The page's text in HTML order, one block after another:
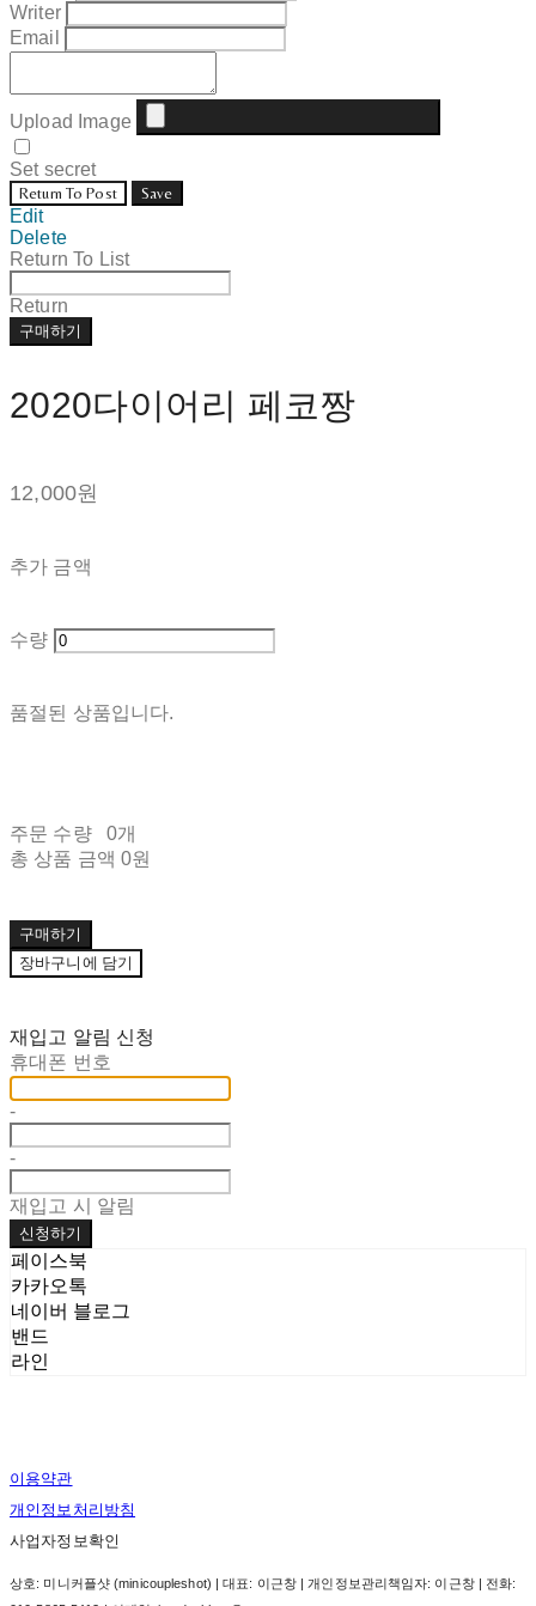
Writer
Email
Upload Image
Set secret
Return To Post Save
Edit
Delete
Return To List
Return
구매하기
2020다이어리 페코짱
12,000원
추가 금액
수량
품절된 상품입니다.
주문 수량
0개
총 상품 금액 0원
구매하기
장바구니에 담기
재입고 알림 신청
휴대폰 번호
-
-
재입고 시 알림
신청하기
페이스북
카카오톡
네이버 블로그
밴드
라인
이용약관
개인정보처리방침
사업자정보확인
상호: 미니커플샷 (minicoupleshot) | 대표: 이근창 | 개인정보관리책임자: 이근창 | 전화: